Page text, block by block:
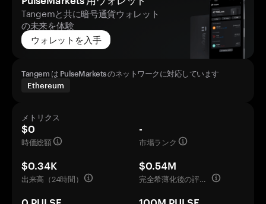
Tangemと共に暗号通貨ウォレット
の未来を体験
ウォレットを入手
Tangem は PulseMarkets のネットワークに対応しています
Ethereum
メトリクス
$0
時価総額
-
市場ランク
$0.34K
出来高（24時間）
$0.54M
完全希薄化後の評価額